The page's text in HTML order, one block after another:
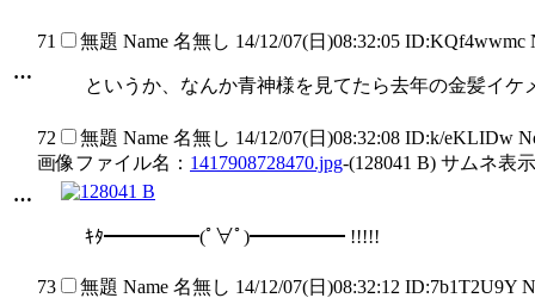
…
71 無題 Name 名無し 14/12/07(日)08:32:05 ID:KQf4wwmc
というか、なんか青神様を見てたら去年の金髪イ
…
72 無題 Name 名無し 14/12/07(日)08:32:08 ID:k/eKLIDw
画像ファイル名： 1417908728470.jpg-(128041 B) サムネ表
ｷﾀ━━━━━(ﾟ∀ﾟ)━━━━━ !!!!!
73 無題 Name 名無し 14/12/07(日)08:32:12 ID:7b1T2U9Y